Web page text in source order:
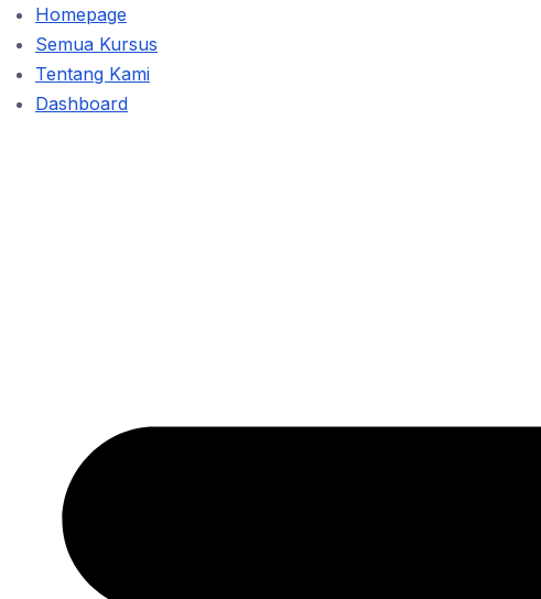
Homepage
Semua Kursus
Tentang Kami
Dashboard